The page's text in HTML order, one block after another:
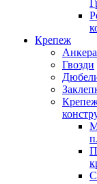
Крепеж
Анкера
Гвозди